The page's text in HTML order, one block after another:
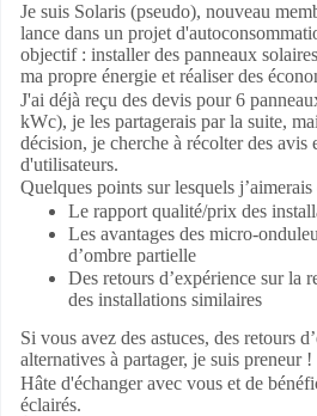
Je suis Solaris (pseudo), nouveau
lance dans un projet
objectif : installer des panneaux
ma propre énergie et réaliser des
J'ai déjà reçu des devis pour 6
kWc), je les partagerais par la suite,
décision, je cherche à récolter des avis
d'utilisateurs.
Quelques points sur lesquels j’aimerais
Le rapport qualité/prix des
Les avantages des micro-
d’ombre partielle
Des retours d’expérience sur la
des installations similaires
Si vous avez des astuces, des retours
alternatives à partager, je suis preneur !
Hâte d'échanger avec vous et de
éclairés.